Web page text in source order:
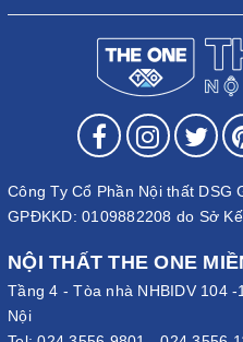
Công Ty Cổ Phần Nội thất DSG
GPĐKKD: 0109882208 do Sở
NỘI THẤT THE ONE
Tầng 4 - Tòa nhà NHBIDV 104
Nội